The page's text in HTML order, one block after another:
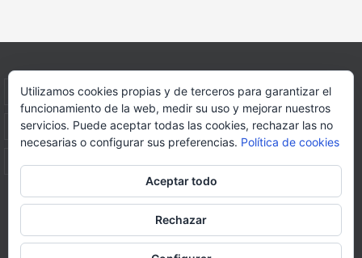
INICIO INFORMACIÓN ASOCIACION
SUS HABITANTES FOTOS VIDEOS BLOG
Página web realizada porFORMACION WEBS Y MULTIMEDIA
Utilizamos cookies propias y de terceros para garantizar el
funcionamiento de la web, medir su uso y mejorar nuestros
servicios. Puede aceptar todas las cookies, rechazar las no
necesarias o configurar sus preferencias. Política de cookies
Aceptar todo
Rechazar